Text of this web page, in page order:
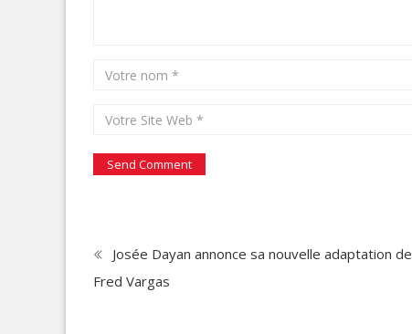
Josée Dayan annonce sa nouvelle adaptation de
Fred Vargas